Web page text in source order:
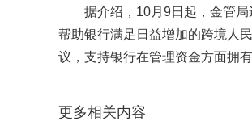
据介绍，10月9日起，金管
帮助银行满足日益增加的跨境人
议，支持银行在管理资金方面拥有
更多相关内容